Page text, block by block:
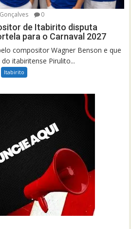
0
de Itabirito disputa
para o Carnaval 2027
compositor Wagner Benson e que
itabiritense Pirulito...
Itabirito